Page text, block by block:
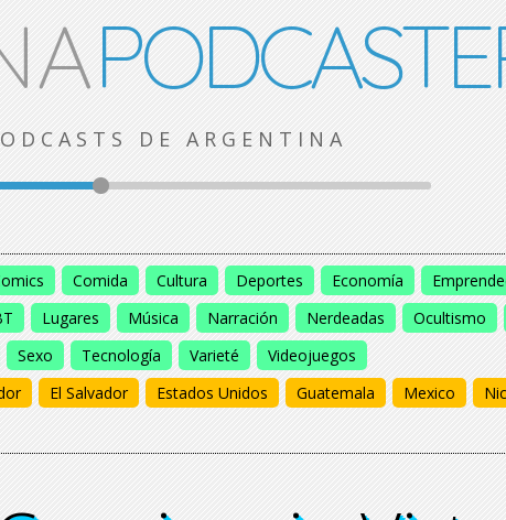
DE ARGENTINA
Comida Cultura Deportes Economía
Lugares Música Narración Nerdeadas Ocultismo
Sexo Tecnología Varieté
Videojuegos
El Salvador Estados Unidos Guatemala Mexico